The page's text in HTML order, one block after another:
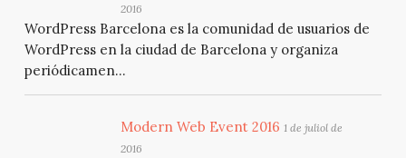
2016
WordPress Barcelona es la comunidad de usuarios de
WordPress en la ciudad de Barcelona y organiza
periódicamen...
Modern Web Event 2016 1 de juliol de
2016